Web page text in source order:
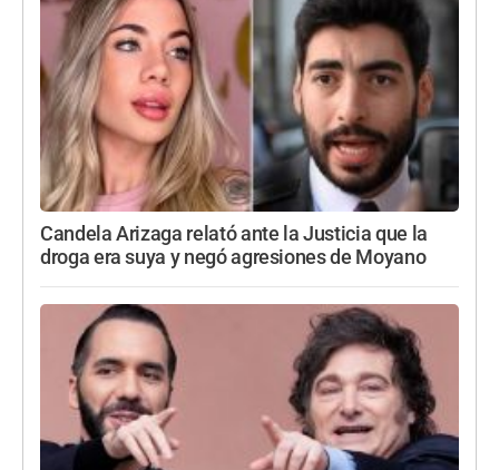
Candela Arizaga relató ante la Justicia que la
droga era suya y negó agresiones de Moyano